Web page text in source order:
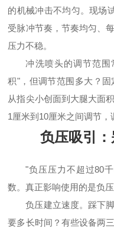
的机械冲击不均匀。现场
受脉冲节奏，节奏均匀、
压力不稳。
冲洗喷头的调节范
积"，但调节范围多大？
从指尖小创面到大腿大面
1厘米到10厘米之间调节，
负压吸引
"负压压力不超过80
数。真正影响使用的是负
负压建立速度。踩下
要多长时间？有些设备两